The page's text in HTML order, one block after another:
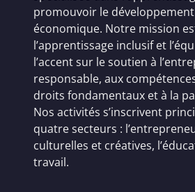
promouvoir le
économique. Notre mission
l’apprentissage inclusif et
l’accent sur le soutien à
responsable, aux
droits fondamentaux et à la
Nos activités s’inscrivent
quatre secteurs :
culturelles et créatives,
travail.